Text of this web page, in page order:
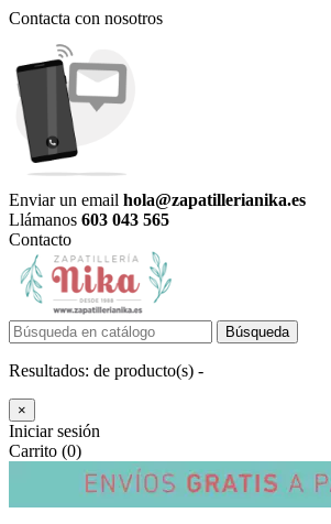
Contacta con nosotros
Enviar un email hola@zapatillerianika.es
Llámanos 603 043 565
Contacto
Búsqueda
Resultados: de producto(s) -
×
Iniciar sesión
Carrito (0)